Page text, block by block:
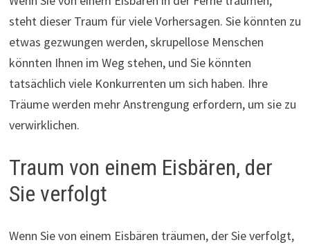
steht dieser Traum für viele Vorhersagen. Sie könnten zu
etwas gezwungen werden, skrupellose Menschen
könnten Ihnen im Weg stehen, und Sie könnten
tatsächlich viele Konkurrenten um sich haben. Ihre
Träume werden mehr Anstrengung erfordern, um sie zu
verwirklichen.
Traum von einem Eisbären, der
Sie verfolgt
Wenn Sie von einem Eisbären träumen, der Sie verfolgt,